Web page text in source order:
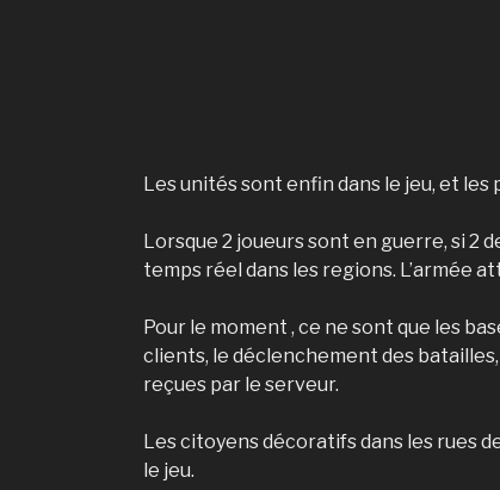
Les unités sont enfin dans le jeu, et les
Lorsque 2 joueurs sont en guerre, si 2
temps réel dans les regions. L’armée
Pour le moment , ce ne sont que les
clients, le déclenchement des
reçues par le serveur.
Les citoyens décoratifs dans les rues
le jeu.